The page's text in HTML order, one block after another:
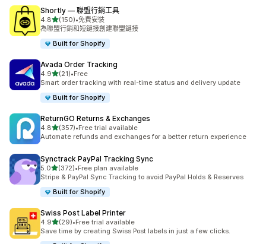
Shortly — 聯盟行銷工具
4.8滿分 5 顆星
(150)
共有 150 則評價
•免費安裝
為聯盟行銷和短鏈接創建聯盟鏈接
Built for Shopify
Avada Order Tracking
4.9滿分 5 顆星
(21)
共有 21 則評價
•Free
Smart order tracking with real-time status and delivery update
Built for Shopify
ReturnGO Returns & Exchanges
4.8滿分 5 顆星
(357)
共有 357 則評價
•Free trial available
Automate refunds and exchanges for a better return experience
Synctrack PayPal Tracking Sync
5.0滿分 5 顆星
(372)
共有 372 則評價
•Free plan available
Stripe & PayPal Sync Tracking to avoid PayPal Holds & Reserves
Built for Shopify
Swiss Post Label Printer
4.9滿分 5 顆星
(29)
共有 29 則評價
•Free trial available
Save time by creating Swiss Post labels in just a few clicks.